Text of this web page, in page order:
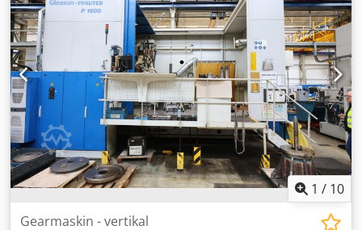
1 / 10
Gearmaskin - vertikal